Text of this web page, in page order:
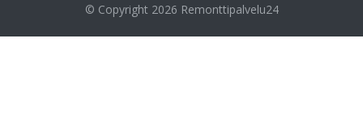
© Copyright 2026 Remonttipalvelu24